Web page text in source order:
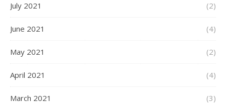
July 2021 (2)
June 2021 (4)
May 2021 (2)
April 2021 (4)
March 2021 (3)